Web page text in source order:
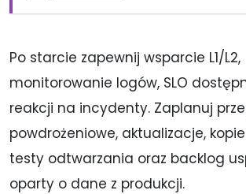
Po starcie zapewnij wsparcie L1/L2,
monitorowanie logów, SLO
reakcji na incydenty. Zaplanuj
powdrożeniowe, aktualizacje,
testy odtwarzania oraz backlog
oparty o dane z produkcji.